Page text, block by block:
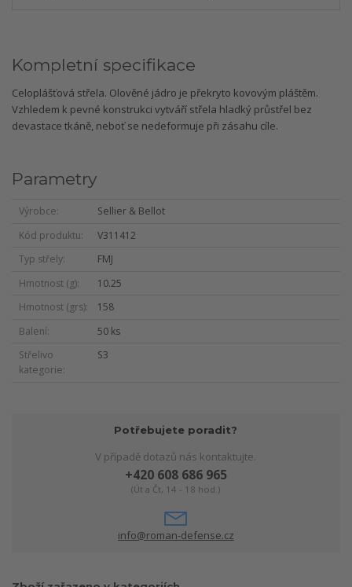
Kompletní specifikace
Celoplášťová střela. Olověné jádro je překryto kovovým pláštěm.
Vzhledem k pevné konstrukci vytváří střela hladký průstřel bez
devastace tkáně, neboť se nedeformuje při zásahu cíle.
Parametry
Výrobce
Sellier & Bellot
Kód produktu
V311412
Typ střely
FMJ
Hmotnost (g)
10.25
Hmotnost (grs)
158
Balení
50 ks
Střelivo
kategorie
S3
Potřebujete poradit?
V případě dotazů nás kontaktujte.
+420 608 686 965
(Út a Čt, 14 - 18 hod.)
info@roman-defense.cz